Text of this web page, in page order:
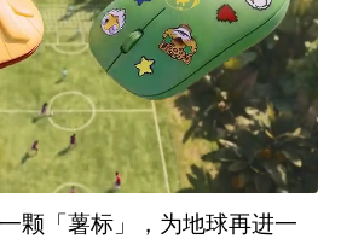
颗「薯标」，为地球再进一